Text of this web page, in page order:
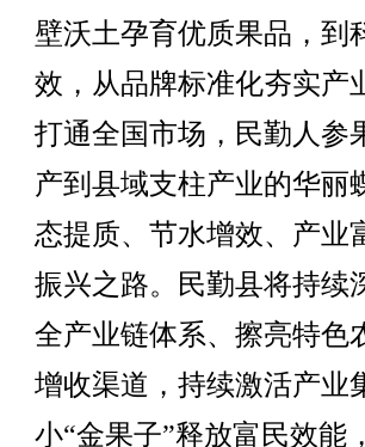
壁沃土孕育优质果品，到
效，从品牌标准化夯实产
打通全国市场，民勤人参
产到县域支柱产业的华丽
态提质、节水增效、产业
振兴之路。民勤县将持续
全产业链体系、擦亮特色
增收渠道，持续激活产业
小“金果子”释放富民效能